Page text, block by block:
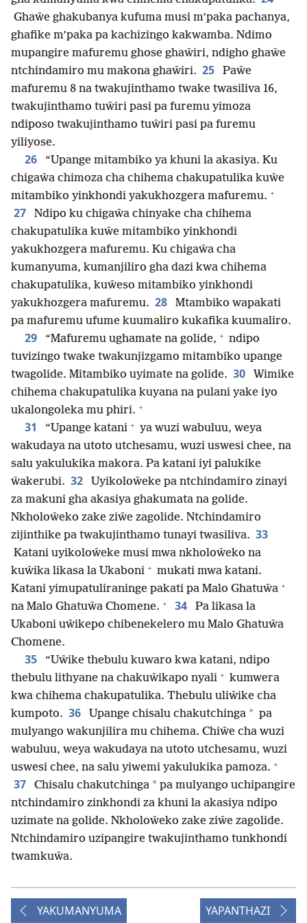
Ghaŵe ghakubanya kufuma musi m’paka pachanya,
ghafike m’paka pa kachizingo kakwamba. Ndimo
mupangire mafuremu ghose ghaŵiri, ndigho ghaŵe
ntchindamiro mu makona ghaŵiri. 25
Paŵe
mafuremu 8 na twakujinthamo twake twasiliva 16,
twakujinthamo tuŵiri pasi pa furemu yimoza
ndiposo twakujinthamo tuŵiri pasi pa furemu
yiliyose.
26
“Upange mitambiko ya khuni la akasiya. Ku
chigaŵa chimoza cha chihema chakupatulika kuŵe
mitambiko yinkhondi yakukhozgera mafuremu. +
27
Ndipo ku chigaŵa chinyake cha chihema
chakupatulika kuŵe mitambiko yinkhondi
yakukhozgera mafuremu. Ku chigaŵa cha
kumanyuma, kumanjiliro gha dazi kwa chihema
chakupatulika, kuŵeso mitambiko yinkhondi
yakukhozgera mafuremu. 28
Mtambiko wapakati
pa mafuremu ufume kuumaliro kukafika kuumaliro.
29 “Mafuremu ughamate na golide, + ndipo
tuvizingo twake twakunjizgamo mitambiko upange
twagolide. Mitambiko uyimate na golide. 30
Wimike
chihema chakupatulika kuyana na pulani yake iyo
ukalongoleka mu phiri. +
31 “Upange katani + ya wuzi wabuluu, weya
wakudaya na utoto utchesamu, wuzi uswesi chee, na
salu yakulukika makora. Pa katani iyi palukike
ŵakerubi. 32
Uyikoloŵeke pa ntchindamiro zinayi
za makuni gha akasiya ghakumata na golide.
Nkholoŵeko zake ziŵe zagolide. Ntchindamiro
zijinthike pa twakujinthamo tunayi twasiliva. 33
Katani uyikoloŵeke musi mwa nkholoŵeko na
kuŵika likasa la Ukaboni + mukati mwa katani.
Katani yimupatuliraninge pakati pa Malo Ghatuŵa +
na Malo Ghatuŵa Chomene. + 34
Pa likasa la
Ukaboni uŵikepo chibenekelero mu Malo Ghatuŵa
Chomene.
35
“Uŵike thebulu kuwaro kwa katani, ndipo
thebulu lithyane na chakuŵikapo nyali + kumwera
kwa chihema chakupatulika. Thebulu uliŵike cha
kumpoto. 36 Upange chisalu chakutchinga * pa
mulyango wakunjilira mu chihema. Chiŵe cha wuzi
wabuluu, weya wakudaya na utoto utchesamu, wuzi
uswesi chee, na salu yiwemi yakulukika pamoza. +
37 Chisalu chakutchinga * pa mulyango uchipangire
ntchindamiro zinkhondi za khuni la akasiya ndipo
uzimate na golide. Nkholoŵeko zake ziŵe zagolide.
Ntchindamiro uzipangire twakujinthamo tunkhondi
twamkuŵa.
YAKUMANYUMA YAPANTHAZI